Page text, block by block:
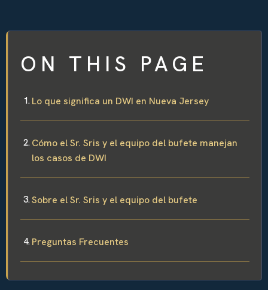
ON THIS PAGE
Lo que significa un DWI en Nueva Jersey
Cómo el Sr. Sris y el equipo del bufete manejan
los casos de DWI
Sobre el Sr. Sris y el equipo del bufete
Preguntas Frecuentes